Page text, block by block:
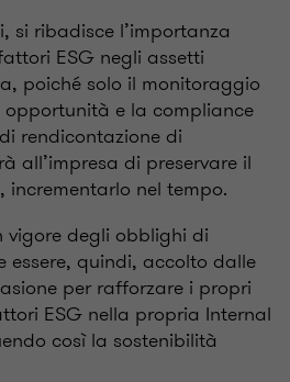
si ribadisce l’importanza
ESG negli assetti
poiché solo il monitoraggio
opportunità e la compliance
rendicontazione di
all’impresa di preservare il
incrementarlo nel tempo.
vigore degli obblighi di
essere, quindi, accolto dalle
per rafforzare i propri
ESG nella propria Internal
così la sostenibilità